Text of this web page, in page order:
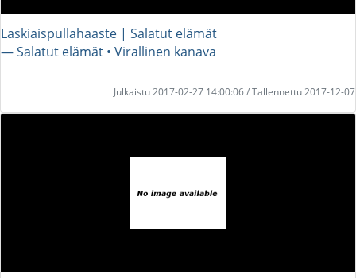
Laskiaispullahaaste | Salatut elämät
― Salatut elämät • Virallinen kanava
Julkaistu 2017-02-27 14:00:06 / Tallennettu 2017-12-07